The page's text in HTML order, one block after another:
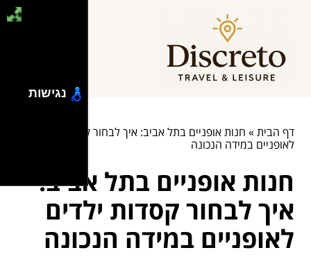
דף הבית» חנות אופניים בתל אביב: איך לבחור קסדות ילדים
לאופניים במידה הנכונה
חנות אופניים בתל אביב:
איך לבחור קסדות ילדים
לאופניים במידה הנכונה
נגישות